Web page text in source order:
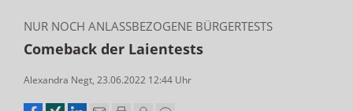
NUR NOCH ANLASSBEZOGENE BÜRGERTESTS
Comeback der Laientests
Alexandra Negt, 23.06.2022 12:44 Uhr